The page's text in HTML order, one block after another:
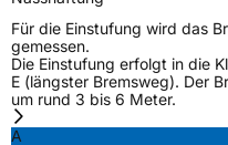
Für die Einstufung wird das
gemessen.
Die Einstufung erfolgt in die
E (längster Bremsweg). Der
um rund 3 bis 6 Meter.
A